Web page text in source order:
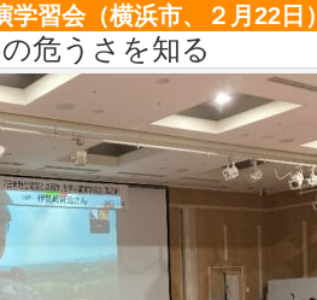
学習会（横浜市、２月22日）
危うさを知る